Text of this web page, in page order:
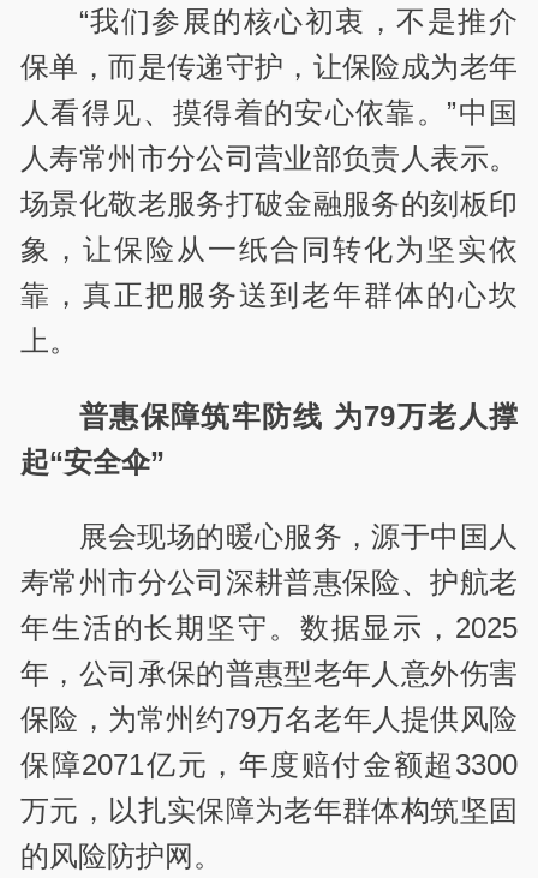
“我们参展的核心初衷，不是推介
保单，而是传递守护，让保险成为老年
人看得见、摸得着的安心依靠。”中国
人寿常州市分公司营业部负责人表示。
场景化敬老服务打破金融服务的刻板印
象，让保险从一纸合同转化为坚实依
靠，真正把服务送到老年群体的心坎
上。
普惠保障筑牢防线 为79万老人撑
起“安全伞”
展会现场的暖心服务，源于中国人
寿常州市分公司深耕普惠保险、护航老
年生活的长期坚守。数据显示，2025
年，公司承保的普惠型老年人意外伤害
保险，为常州约79万名老年人提供风险
保障2071亿元，年度赔付金额超3300
万元，以扎实保障为老年群体构筑坚固
的风险防护网。